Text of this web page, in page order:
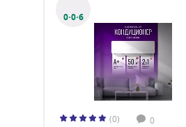
0·0·6
(0) 0